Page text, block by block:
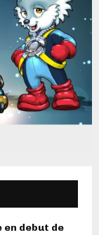
en debut de